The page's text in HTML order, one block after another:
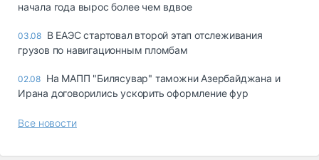
начала года вырос более чем вдвое
03.08 В ЕАЭС стартовал второй этап отслеживания
грузов по навигационным пломбам
02.08 На МАПП "Билясувар" таможни Азербайджана и
Ирана договорились ускорить оформление фур
Все новости